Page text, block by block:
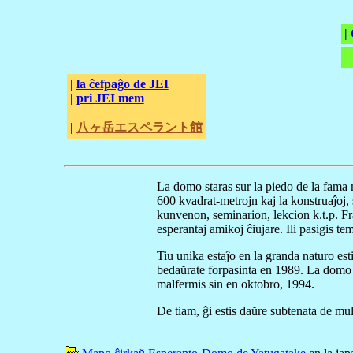
|
| la ĉefpaĝo de JEI
| pri JEI mem
| 八ヶ岳エスペラント館
La domo staras sur la piedo de la
600 kvadrat-metrojn kaj la
kunvenon, seminarion, lekcion k.t.p.
esperantaj amikoj ĉiujare. Ili pasigis
Tiu unika estaĵo en la granda naturo
bedaŭrate forpasinta en 1989. La
malfermis sin en oktobro, 1994.
De tiam, ĝi estis daŭre subtenata de